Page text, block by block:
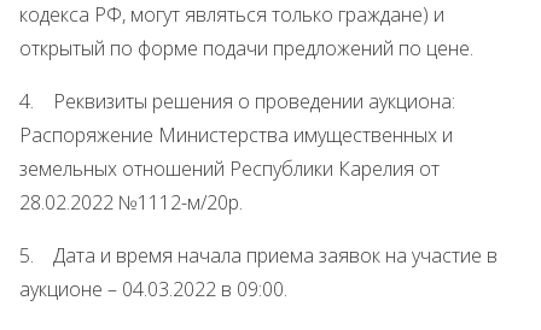
кодекса РФ, могут являться только граждане) и
открытый по форме подачи предложений по цене.
4. Реквизиты решения о проведении аукциона:
Распоряжение Министерства имущественных и
земельных отношений Республики Карелия от
28.02.2022 №1112-м/20р.
5. Дата и время начала приема заявок на участие в
аукционе – 04.03.2022 в 09:00.